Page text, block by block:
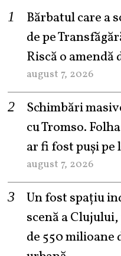
Bărbatul care a
de pe
Riscă o amendă
august 7, 2026
Schimbări
cu Tromso.
ar fi fost puși pe
august 7, 2026
Un fost spațiu
scenă a
de 550 milioane